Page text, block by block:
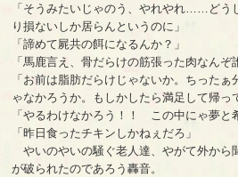
「そうみたいじゃのう、やれやれ……どう
り損ないしか居らんというのに」
「諦めて屍共の餌になるんか？」
「馬鹿言え、骨だらけの筋張った肉なんぞ
「お前は脂肪だらけじゃないか。ちった
ゃなかろうか。もしかしたら満足して帰っ
「やるわけなかろう！！ この中にゃ夢と
「昨日食ったチキンしかねぇだろ」
やいのやいの騒ぐ老人達、やがて外から
が破られたのであろう轟音。